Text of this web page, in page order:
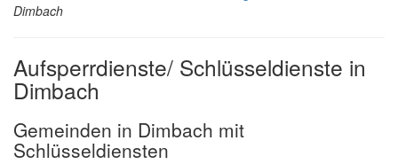
Dimbach
Aufsperrdienste/ Schlüsseldienste in
Dimbach
Gemeinden in Dimbach mit
Schlüsseldiensten